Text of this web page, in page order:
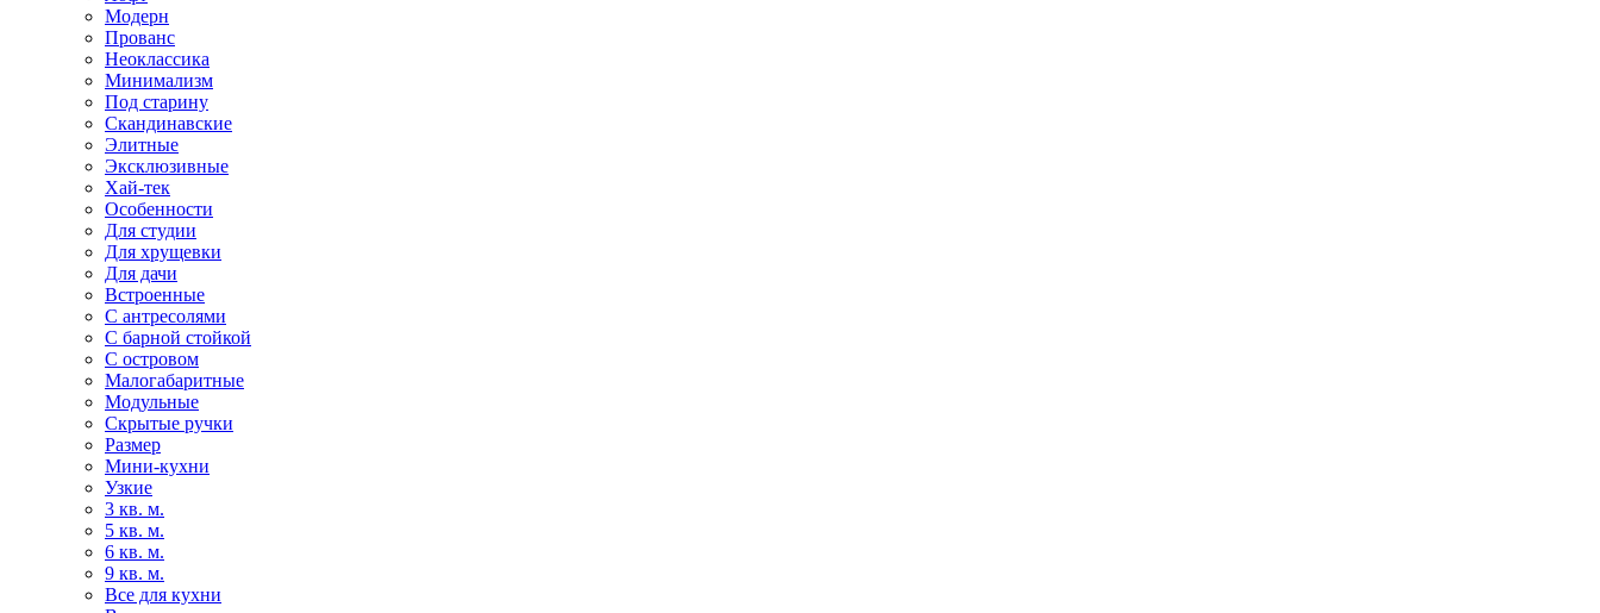
Модерн
Прованс
Неоклассика
Минимализм
Под старину
Скандинавские
Элитные
Эксклюзивные
Хай-тек
Особенности
Для студии
Для хрущевки
Для дачи
Встроенные
С антресолями
С барной стойкой
С островом
Малогабаритные
Модульные
Скрытые ручки
Размер
Мини-кухни
Узкие
3 кв. м.
5 кв. м.
6 кв. м.
9 кв. м.
Все для кухни